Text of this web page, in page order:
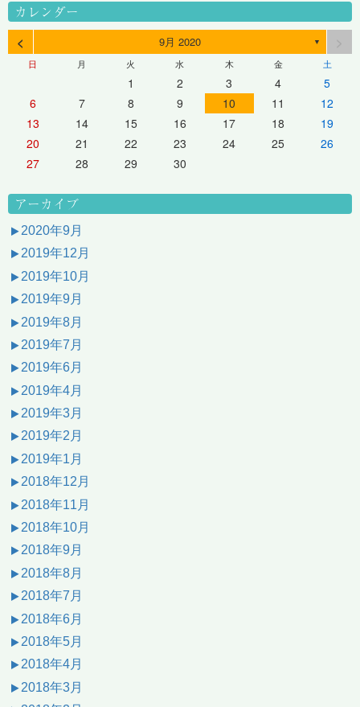
カレンダー
< 9月 2020 ▼
日 月 火 水 木 金 土
1 2 3 4
5
6
7 8 9 10 11
12
13
14 15 16 17 18
19
20
21 22 23 24 25
26
27
28 29 30
アーカイブ
2020年9月
2019年12月
2019年10月
2019年9月
2019年8月
2019年7月
2019年6月
2019年4月
2019年3月
2019年2月
2019年1月
2018年12月
2018年11月
2018年10月
2018年9月
2018年8月
2018年7月
2018年6月
2018年5月
2018年4月
2018年3月